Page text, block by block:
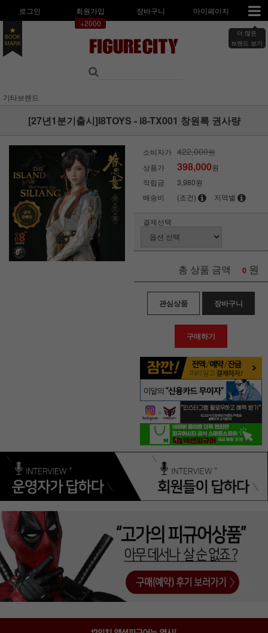
로그인
회원가입
+2000
장바구니 마이페이지
더 많은
브랜드 보기
BOOK
MARK
기타브랜드
[27년1분기출시]I8TOYS - i8-TX001 창원록 권사량
소비자가 422,000원
상품가
398,000원
적립금
3,980원
배송비
(조건) 지역별
결제선택
총 상품 금액 0 원
관심상품 장바구니
구매하기